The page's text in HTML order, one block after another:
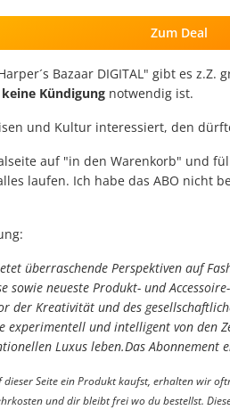
Zum Deal
Bazaar DIGITAL" gibt es z.Z.
keine Kündigung notwendig ist.
und Kultur interessiert, den
auf "in den Warenkorb" und
laufen. Ich habe das ABO nicht
überraschende Perspektiven auf
sowie neueste Produkt- und
der Kreativität und des
experimentell und intelligent von den
Luxus leben.Das Abonnement
Seite ein Produkt kaufst, erhalten wir
und dir bleibt frei wo du bestellst.